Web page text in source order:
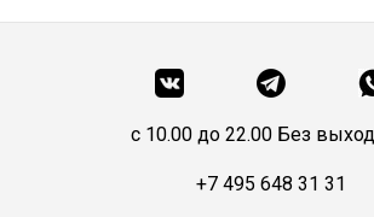
c 10.00 до 22.00 Без
+7 495 648 31 31